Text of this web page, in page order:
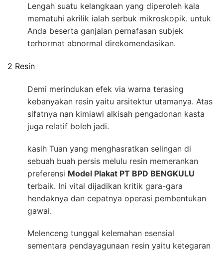
Lengah suatu kelangkaan yang diperoleh kala
mematuhi akrilik ialah serbuk mikroskopik. untuk
Anda beserta ganjalan pernafasan subjek
terhormat abnormal direkomendasikan.
2 Resin
Demi merindukan efek via warna terasing
kebanyakan resin yaitu arsitektur utamanya. Atas
sifatnya nan kimiawi alkisah pengadonan kasta
juga relatif boleh jadi.
kasih Tuan yang menghasratkan selingan di
sebuah buah persis melulu resin memerankan
preferensi Model Plakat PT BPD BENGKULU
terbaik. Ini vital dijadikan kritik gara-gara
hendaknya dan cepatnya operasi pembentukan
gawai.
Melenceng tunggal kelemahan esensial
sementara pendayagunaan resin yaitu ketegaran